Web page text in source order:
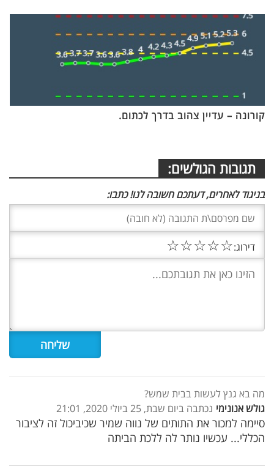
קורונה – עדיין צהוב בדרך לכתום.
תגובות הגולשים:
בניגוד לאחרים, דעתכם חשובה לנו! כתבו:
דירוג:☆
☆
☆
☆
☆
מה בא גנץ לעשות בבית שמש?
גולש אנונימי נכתבה ביום שבת, 25 ביולי 2020, 21:01
סיימה למכור את התותים של נווה שמיר שכיביכול זה לציבור
הכללי... עכשיו נותר לה ללכת הביתה